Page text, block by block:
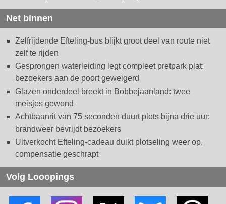
Net binnen
Zelfrijdende Efteling-bus blijkt groot deel van route niet
zelf te rijden
Gesprongen waterleiding legt compleet pretpark plat:
bezoekers aan de poort geweigerd
Glazen onderdeel breekt in Bobbejaanland: twee
meisjes gewond
Achtbaanrit van 75 seconden duurt plots bijna drie uur:
brandweer bevrijdt bezoekers
Uitverkocht Efteling-cadeau duikt plotseling weer op,
compensatie geschrapt
Volg Looopings